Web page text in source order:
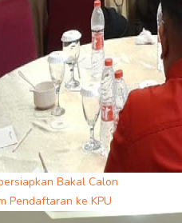
Bakal Calon
Pendaftaran ke KPU